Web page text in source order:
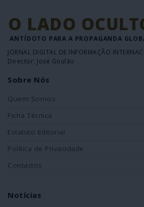
O LADO
ANTÍDOTO PARA A PROPAGANDA
JORNAL DIGITAL DE INFORMAÇÃO
Director: José Goulão
Sobre Nós
Quem Somos
Ficha Técnica
Estatuto Editorial
Política de Privacidade
Contactos
Notícias